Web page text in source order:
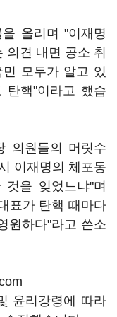
올리며 "이재명
의견 내면 공소 취
모두가 알고 있
탄핵"이라고 했습
의원들의 머릿수
이재명의 체포동
을 잊었느냐"며
표가 탄핵 때마다
원하다"라고 쓴소
윤리강령에 따라